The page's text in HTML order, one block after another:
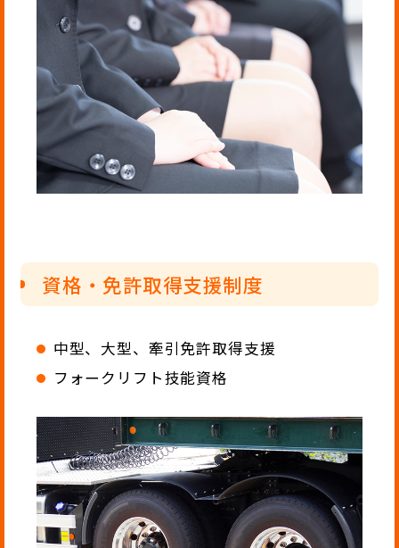
資格・免許取得支援制度
中型、大型、牽引免許取得支援
フォークリフト技能資格